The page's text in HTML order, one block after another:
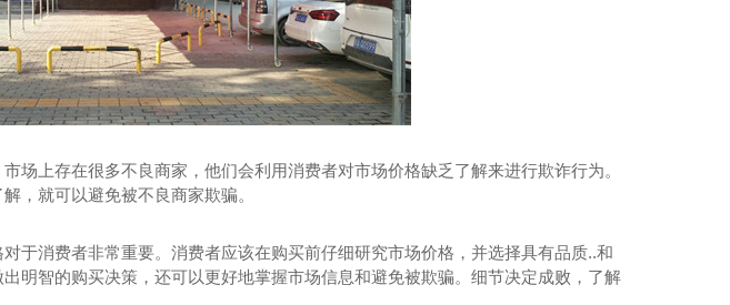
拉雨棚帐篷 陕西伸缩雨棚搭建
场上存在很多不良商家，他们会利用消费者对市场价格缺乏了解来进行欺诈行为。
，就可以避免被不良商家欺骗。
于消费者非常重要。消费者应该在购买前仔细研究市场价格，并选择具有品质..和
明智的购买决策，还可以更好地掌握市场信息和避免被欺骗。细节决定成败，了解